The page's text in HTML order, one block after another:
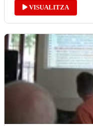
VISUALITZA